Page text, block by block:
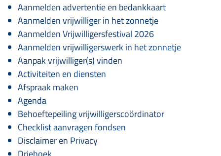
Aanmelden advertentie en bedankkaart
Aanmelden vrijwilliger in het zonnetje
Aanmelden Vrijwilligersfestival 2026
Aanmelden vrijwilligerswerk in het zonnetje
Aanpak vrijwilliger(s) vinden
Activiteiten en diensten
Afspraak maken
Agenda
Behoeftepeiling vrijwilligerscoördinator
Checklist aanvragen fondsen
Disclaimer en Privacy